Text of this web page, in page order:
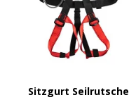
Sitzgurt Seilrutsche